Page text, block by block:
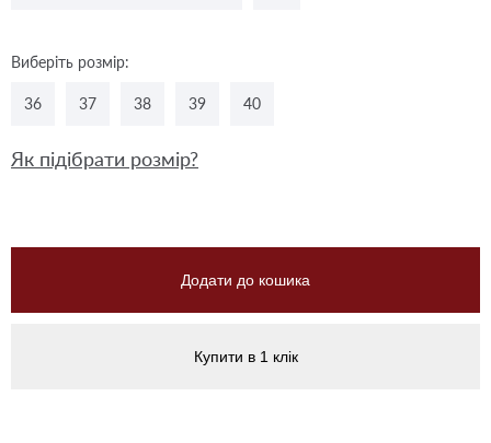
Виберіть розмір:
36 37 38 39 40
Як підібрати розмір?
Додати до кошика
Купити в 1 клік